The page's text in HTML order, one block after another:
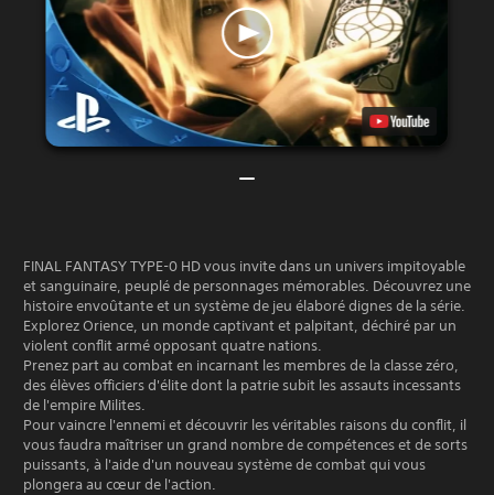
FINAL FANTASY TYPE-0 HD vous invite dans un univers impitoyable
et sanguinaire, peuplé de personnages mémorables. Découvrez une
histoire envoûtante et un système de jeu élaboré dignes de la série.
Explorez Orience, un monde captivant et palpitant, déchiré par un
violent conflit armé opposant quatre nations.
Prenez part au combat en incarnant les membres de la classe zéro,
des élèves officiers d'élite dont la patrie subit les assauts incessants
de l'empire Milites.
Pour vaincre l'ennemi et découvrir les véritables raisons du conflit, il
vous faudra maîtriser un grand nombre de compétences et de sorts
puissants, à l'aide d'un nouveau système de combat qui vous
plongera au cœur de l'action.